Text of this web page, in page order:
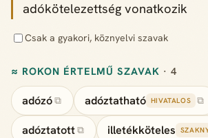
adókötelezettség vonatkozik
Csak a gyakori, köznyelvi szavak
≈ ROKON ÉRTELMŰ SZAVAK · 4
adózó ⧉ adóztatható HIVATALOS ⧉
adóztatott ⧉ illetékköteles